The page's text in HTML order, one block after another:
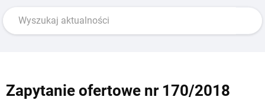
Zapytanie ofertowe nr 170/2018